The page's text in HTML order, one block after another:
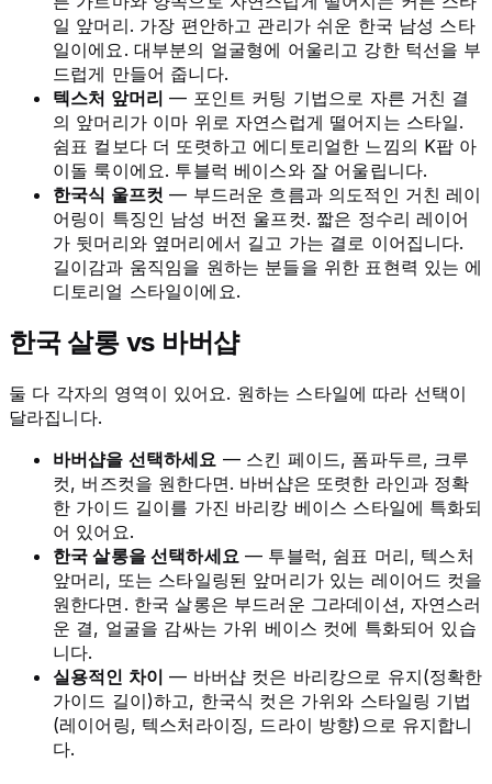
일 앞머리. 가장 편안하고 관리가 쉬운 한국 남성 스타
일이에요. 대부분의 얼굴형에 어울리고 강한 턱선을 부
드럽게 만들어 줍니다.
텍스처 앞머리 — 포인트 커팅 기법으로 자른 거친 결
의 앞머리가 이마 위로 자연스럽게 떨어지는 스타일.
쉼표 컬보다 더 또렷하고 에디토리얼한 느낌의 K팝 아
이돌 룩이에요. 투블럭 베이스와 잘 어울립니다.
한국식 울프컷 — 부드러운 흐름과 의도적인 거친 레이
어링이 특징인 남성 버전 울프컷. 짧은 정수리 레이어
가 뒷머리와 옆머리에서 길고 가는 결로 이어집니다.
길이감과 움직임을 원하는 분들을 위한 표현력 있는 에
디토리얼 스타일이에요.
한국 살롱 vs 바버샵
둘 다 각자의 영역이 있어요. 원하는 스타일에 따라 선택이
달라집니다.
바버샵을 선택하세요 — 스킨 페이드, 폼파두르, 크루
컷, 버즈컷을 원한다면. 바버샵은 또렷한 라인과 정확
한 가이드 길이를 가진 바리캉 베이스 스타일에 특화되
어 있어요.
한국 살롱을 선택하세요— 투블럭, 쉼표 머리, 텍스처
앞머리, 또는 스타일링된 앞머리가 있는 레이어드 컷을
원한다면. 한국 살롱은 부드러운 그라데이션, 자연스러
운 결, 얼굴을 감싸는 가위 베이스 컷에 특화되어 있습
니다.
실용적인 차이 — 바버샵 컷은 바리캉으로 유지(정확한
가이드 길이)하고, 한국식 컷은 가위와 스타일링 기법
(레이어링, 텍스처라이징, 드라이 방향)으로 유지합니
다.